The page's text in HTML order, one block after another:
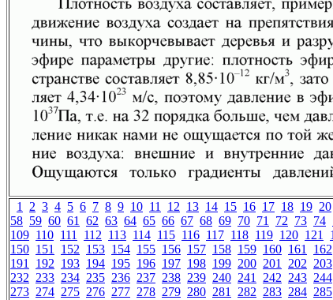
1 2 3 4 5 6 7 8 9 10 11 12 13 14 15 16 17 18 19 20
58 59 60 61 62 63 64 65 66 67 68 69 70 71 72 73 74
109 110 111 112 113 114 115 116 117 118 119 120 121
150 151 152 153 154 155 156 157 158 159 160 161 162
191 192 193 194 195 196 197 198 199 200 201 202 203
232 233 234 235 236 237 238 239 240 241 242 243 244
273 274 275 276 277 278 279 280 281 282 283 284 285